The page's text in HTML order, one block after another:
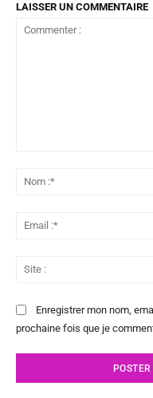
LAISSER UN COMMENTAIRE
Enregistrer mon nom,
prochaine fois que je